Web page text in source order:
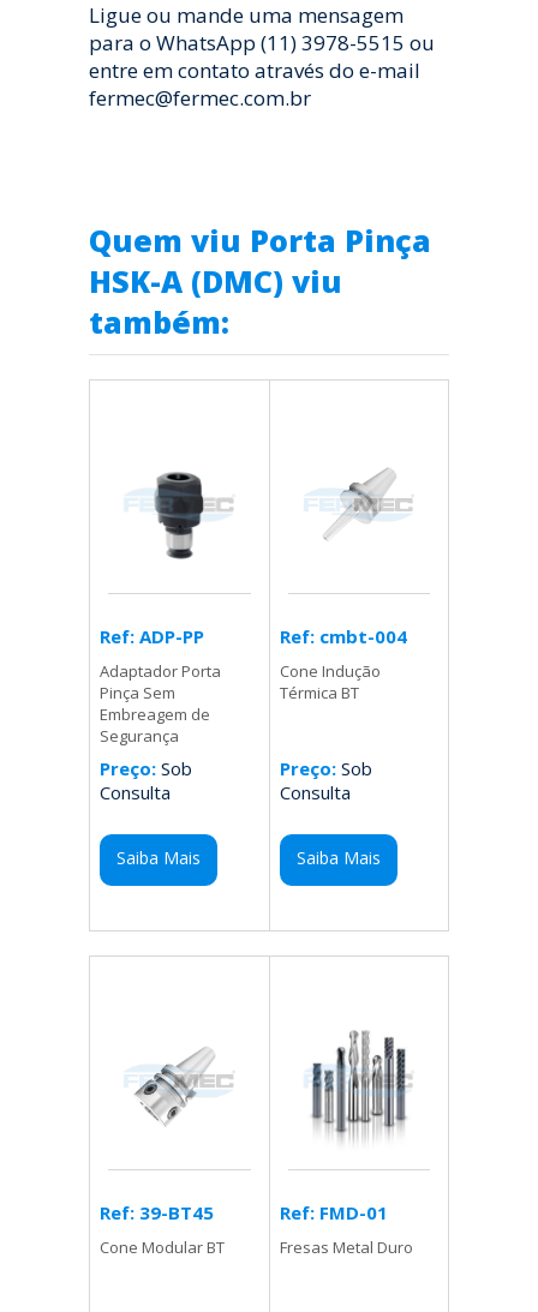
Ligue ou mande uma mensagem
para o WhatsApp (11) 3978-5515 ou
entre em contato através do e-mail
fermec@fermec.com.br
Quem viu Porta Pinça
HSK-A (DMC) viu
também:
Ref: ADP-PP
Adaptador Porta
Pinça Sem
Embreagem de
Segurança
Preço: Sob
Consulta
Saiba Mais
Ref: cmbt-004
Cone Indução
Térmica BT
Preço:Sob
Consulta
Saiba Mais
Ref: 39-BT45
Cone Modular BT
Ref: FMD-01
Fresas Metal Duro